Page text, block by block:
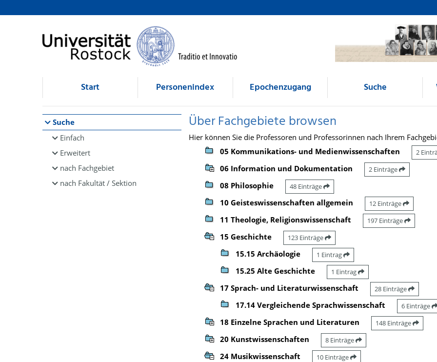
Browsen
direkt zum Inhalt
Start Personenindex Epochenzugang Suche
Suche
Einfach
Erweitert
nach Fachgebiet
nach Fakultät / Sektion
Über Fachgebiete browsen
Hier können Sie die Professoren und Professorinnen nach Ihrem
05 Kommunikations- und Medienwissenschaften
2
06 Information und Dokumentation 2 Einträge
08 Philosophie 48 Einträge
10 Geisteswissenschaften allgemein 12 Einträge
11 Theologie, Religionswissenschaft 197 Einträge
15 Geschichte 123 Einträge
15.15 Archäologie 1 Eintrag
15.25 Alte Geschichte 1 Eintrag
17 Sprach- und Literaturwissenschaft 28 Einträge
17.14 Vergleichende Sprachwissenschaft 6 Einträge
18 Einzelne Sprachen und Literaturen 148 Einträge
20 Kunstwissenschaften 8 Einträge
24 Musikwissenschaft 10 Einträge